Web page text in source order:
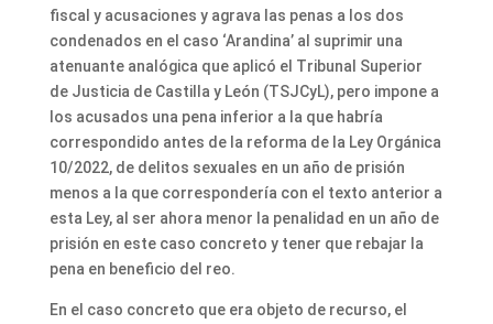
fiscal y acusaciones y agrava las penas a los dos
condenados en el caso ‘Arandina’ al suprimir una
atenuante analógica que aplicó el Tribunal Superior
de Justicia de Castilla y León (TSJCyL), pero impone a
los acusados una pena inferior a la que habría
correspondido antes de la reforma de la Ley Orgánica
10/2022, de delitos sexuales en un año de prisión
menos a la que correspondería con el texto anterior a
esta Ley, al ser ahora menor la penalidad en un año de
prisión en este caso concreto y tener que rebajar la
pena en beneficio del reo.
En el caso concreto que era objeto de recurso, el